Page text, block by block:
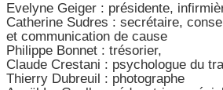
Evelyne Geiger : présidente,
Catherine Sudres : secrétaire,
et communication de cause
Philippe Bonnet : trésorier,
Claude Crestani : psychologue du
Thierry Dubreuil : photographe